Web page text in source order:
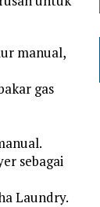
manual,
gas
sebagai
Laundry.